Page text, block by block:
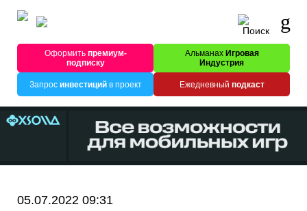
Оформитьпремиум-
подписку
Альманах Игровая
Индустрия
Запрос инвестицийв проект Ежедневный подкаст
05.07.2022 09:31